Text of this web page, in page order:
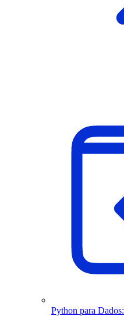
Python para